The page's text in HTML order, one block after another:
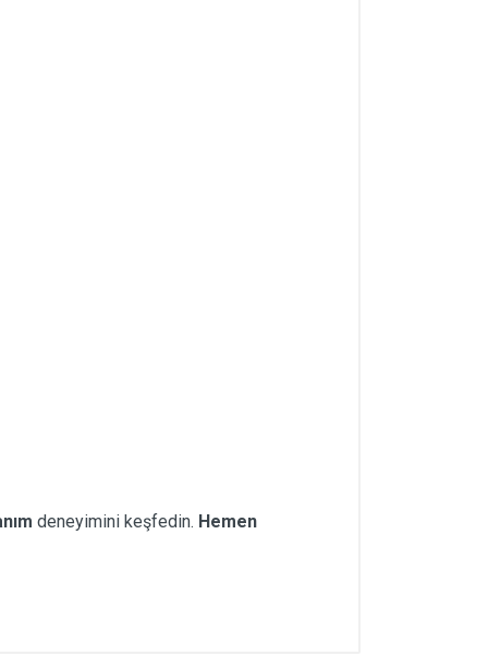
deneyimini keşfedin. Hemen